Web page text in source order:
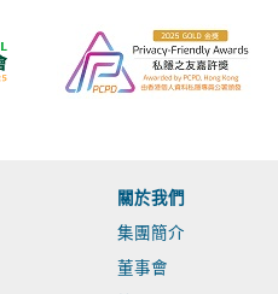
關於我們
集團簡介
董事會